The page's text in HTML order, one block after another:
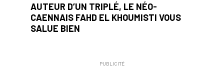
AUTEUR D’UN TRIPLÉ, LE NÉO-
CAENNAIS FAHD EL KHOUMISTI VOUS
SALUE BIEN
PUBLICITÉ